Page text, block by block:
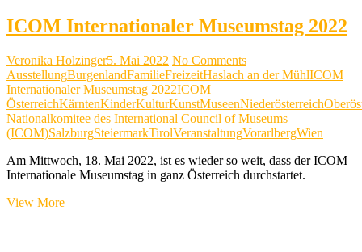
ICOM Internationaler Museumstag 2022
Veronika Holzinger5. Mai 2022 No Comments
AusstellungBurgenlandFamilieFreizeitHaslach an der MühlICOM
Internationaler Museumstag 2022ICOM
ÖsterreichKärntenKinderKulturKunstMuseenNiederösterreich
Nationalkomitee des International Council of Museums
(ICOM)SalzburgSteiermarkTirolVeranstaltungVorarlbergWien
Am Mittwoch, 18. Mai 2022, ist es wieder so weit, dass der ICOM
Internationale Museumstag in ganz Österreich durchstartet.
View MoreICOM